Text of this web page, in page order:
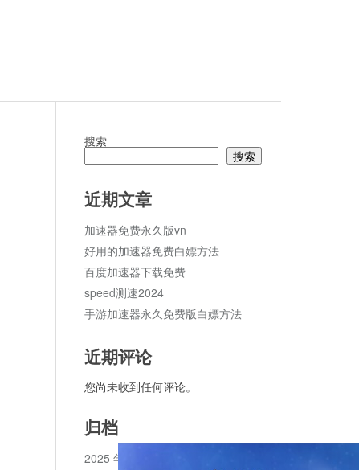
搜索
搜索
近期文章
加速器免费永久版vn
好用的加速器免费白嫖方法
百度加速器下载免费
speed测速2024
手游加速器永久免费版白嫖方法
近期评论
您尚未收到任何评论。
归档
2025 年 11 月